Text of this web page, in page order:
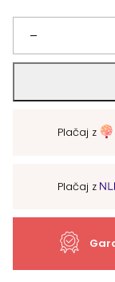
–
Omarica
za
čevlje
30
Plačaj z
Plačaj z